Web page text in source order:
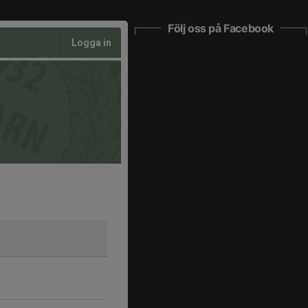
Logga in
Följ oss på Facebook